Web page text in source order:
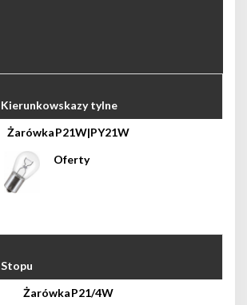
Kierunkowskazy tylne
P21W|PY21W
Stopu
P21/4W